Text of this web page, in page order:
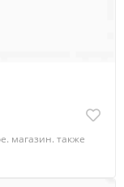
магазин. также